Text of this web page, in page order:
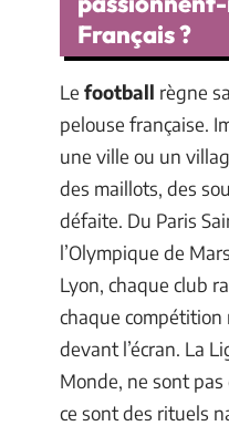
Français ?
Le football règne
pelouse française.
une ville ou un
des maillots, des
défaite. Du Paris
l’Olympique de
Lyon, chaque club
chaque compétition
devant l’écran. La
Monde, ne sont
ce sont des rituels